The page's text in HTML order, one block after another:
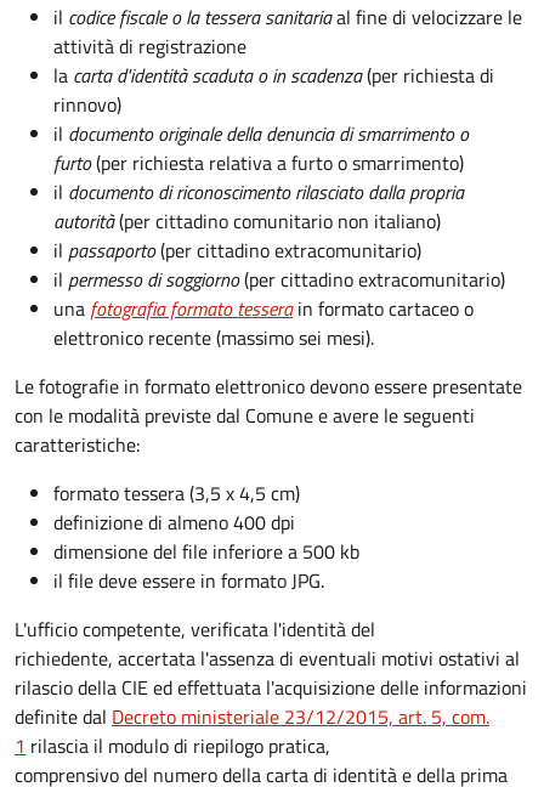
il codice fiscale o la tessera sanitariaal fine di velocizzare le
attività di registrazione
la carta d'identità scaduta o in scadenza(per richiesta di
rinnovo)
il documento originale della denuncia di smarrimento o
furto(per richiesta relativa a furto o smarrimento)
il documento di riconoscimento rilasciato dalla propria
autorità(per cittadino comunitario non italiano)
il passaporto(per cittadino extracomunitario)
il permesso di soggiorno(per cittadino extracomunitario)
una fotografia formato tessera in formato cartaceo o
elettronico recente (massimo sei mesi).
Le fotografie in formato elettronico devono essere presentate
con le modalità previste dal Comune e avere le seguenti
caratteristiche:
formato tessera (3,5 x 4,5 cm)
definizione di almeno 400 dpi
dimensione del file inferiore a 500 kb
il file deve essere in formato JPG.
L'ufficio competente, verificata l'identità del
richiedente, accertata l'assenza di eventuali motivi ostativi al
rilascio della CIE ed effettuata l'acquisizione delle informazioni
definite dal Decreto ministeriale 23/12/2015, art. 5, com.
1 rilascia il modulo di riepilogo pratica,
comprensivo del numero della carta di identità e della prima